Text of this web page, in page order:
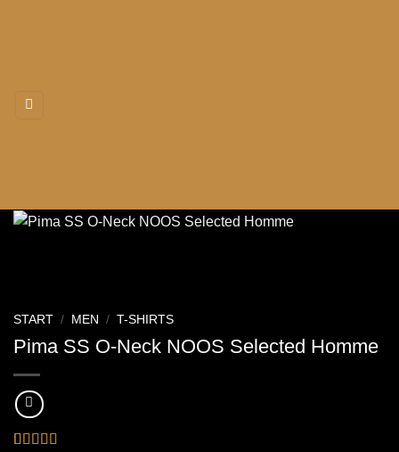
START / MEN / T-SHIRTS
Pima SS O-Neck NOOS Selected Homme